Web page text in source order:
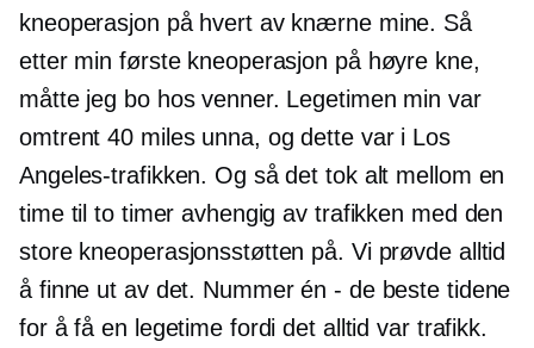
kneoperasjon på hvert av knærne mine. Så
etter min første kneoperasjon på høyre kne,
måtte jeg bo hos venner. Legetimen min var
omtrent 40 miles unna, og dette var i Los
Angeles-trafikken. Og så det tok alt mellom en
time til to timer avhengig av trafikken med den
store kneoperasjonsstøtten på. Vi prøvde alltid
å finne ut av det. Nummer én - de beste tidene
for å få en legetime fordi det alltid var trafikk.